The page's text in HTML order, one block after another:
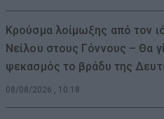
Κρούσμα λοίμωξης από τον
Νείλου στους Γόννους – Θα
ψεκασμός το βράδυ της
08/08/2026 , 10:18